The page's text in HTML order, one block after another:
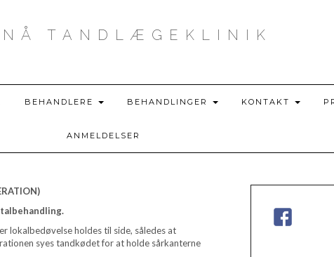
TANDLÆGEKLINIK
BEHANDLERE BEHANDLINGER KONTAKT
ANMELDELSER
lokalbedøvelse holdes til side, således at
syes tandkødet for at holde sårkanterne